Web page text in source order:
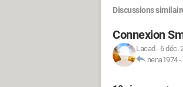
Discussions
Connexion
Lacad - 6 déc.
nena1974-